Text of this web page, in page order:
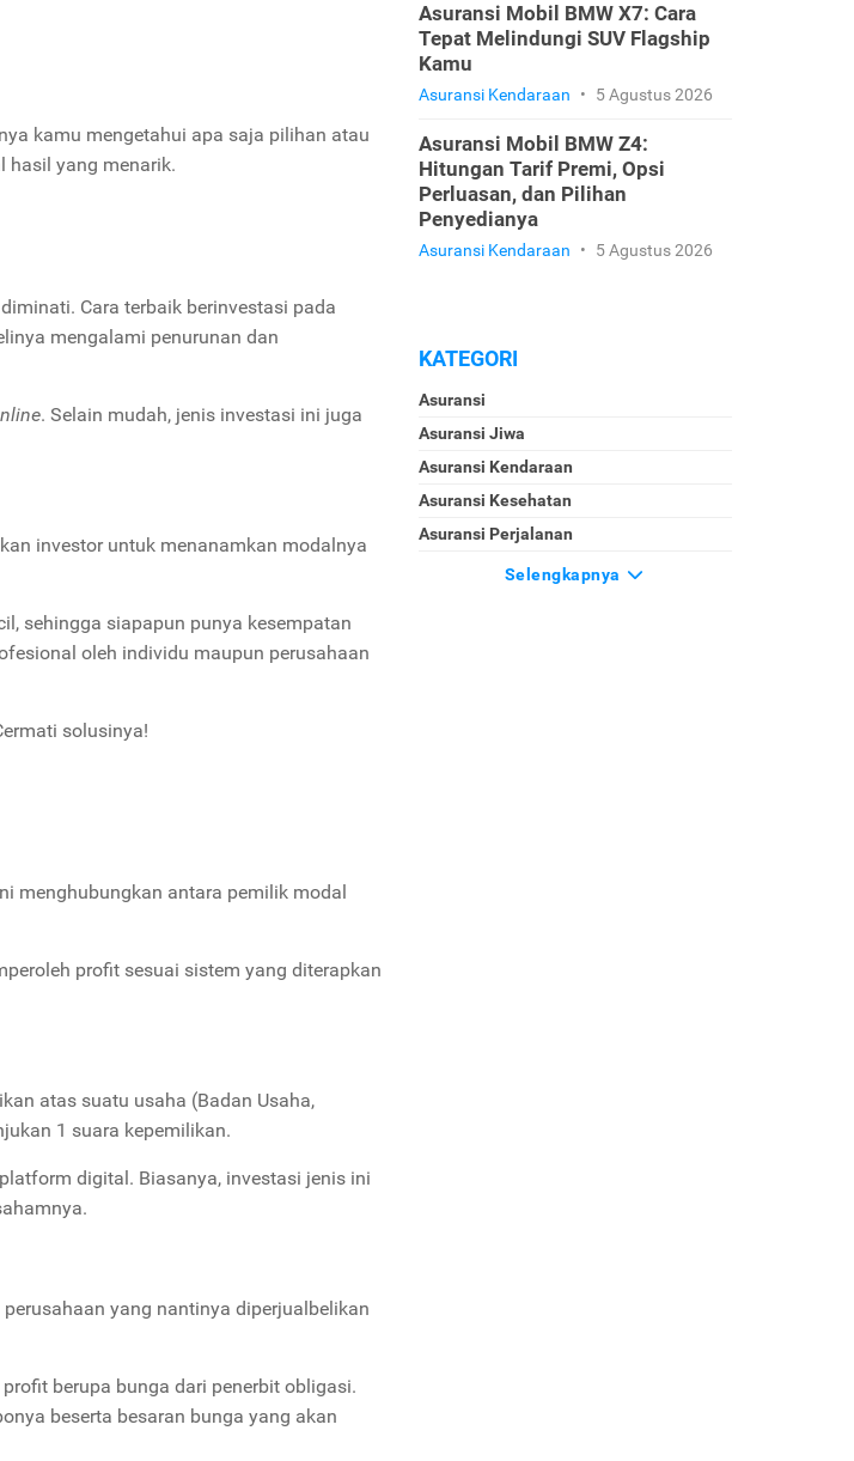
kamu mengetahui apa saja pilihan atau
hasil yang menarik.
Cara terbaik berinvestasi pada
mengalami penurunan dan
. Selain mudah, jenis investasi ini juga
investor untuk menanamkan modalnya
sehingga siapapun punya kesempatan
oleh individu maupun perusahaan
solusinya!
menghubungkan antara pemilik modal
profit sesuai sistem yang diterapkan
atas suatu usaha (Badan Usaha,
1 suara kepemilikan.
digital. Biasanya, investasi jenis ini
yang nantinya diperjualbelikan
berupa bunga dari penerbit obligasi.
beserta besaran bunga yang akan
Asuransi Mobil BMW X7: Cara
Tepat Melindungi SUV Flagship
Kamu
Asuransi Kendaraan • 5 Agustus 2026
Asuransi Mobil BMW Z4:
Hitungan Tarif Premi, Opsi
Perluasan, dan Pilihan
Penyedianya
Asuransi Kendaraan • 5 Agustus 2026
KATEGORI
Asuransi
Asuransi Jiwa
Asuransi Kendaraan
Asuransi Kesehatan
Asuransi Perjalanan
Selengkapnya